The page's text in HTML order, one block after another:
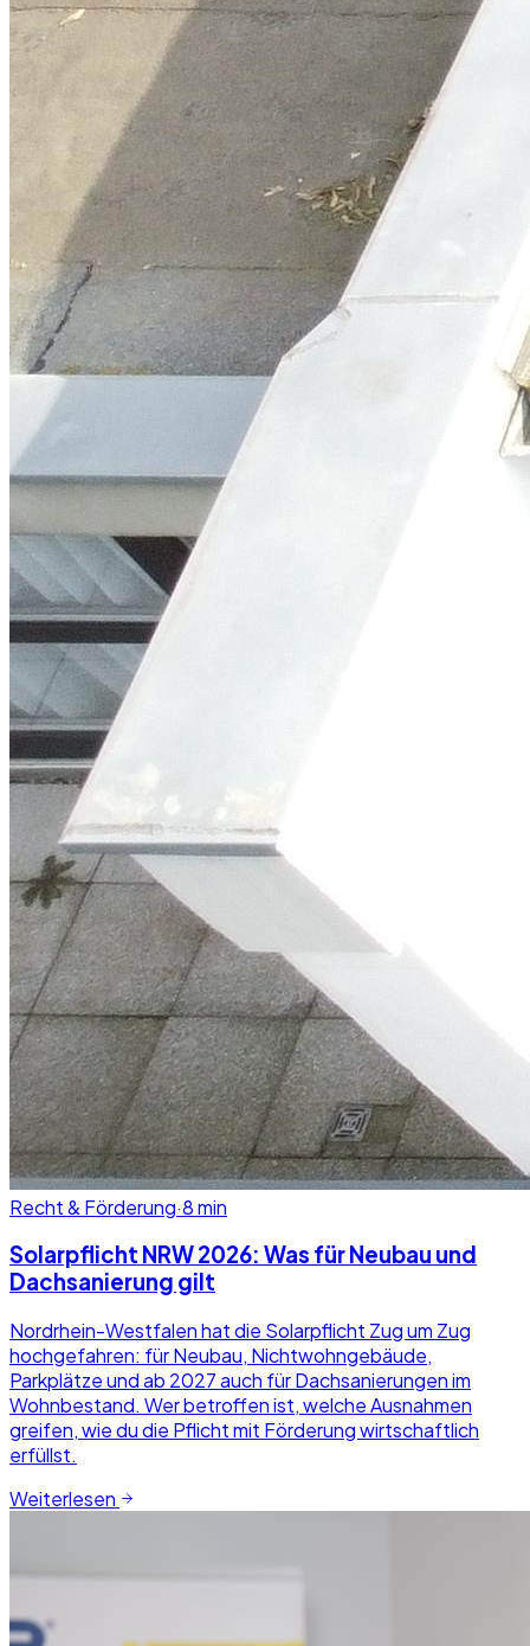
Recht & Förderung·8min
Solarpflicht NRW 2026: Was für Neubau und
Dachsanierung gilt
Nordrhein-Westfalen hat die Solarpflicht Zug um Zug
hochgefahren: für Neubau, Nichtwohngebäude,
Parkplätze und ab 2027 auch für Dachsanierungen im
Wohnbestand. Wer betroffen ist, welche Ausnahmen
greifen, wie du die Pflicht mit Förderung wirtschaftlich
erfüllst.
Weiterlesen